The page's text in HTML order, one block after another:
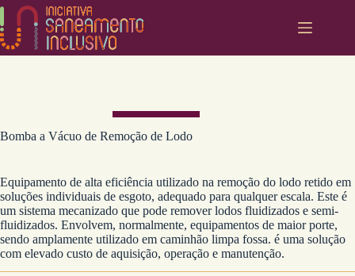
Pular
o
conteúdo
Bomba a Vácuo de Remoção de Lodo
Equipamento de alta eficiência utilizado na remoção do lodo retido em
soluções individuais de esgoto, adequado para qualquer escala. Este é
um sistema mecanizado que pode remover lodos fluidizados e semi-
fluidizados. Envolvem, normalmente, equipamentos de maior porte,
sendo amplamente utilizado em caminhão limpa fossa. é uma solução
com elevado custo de aquisição, operação e manutenção.